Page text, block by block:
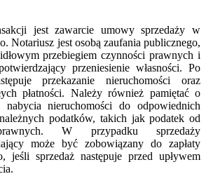
jest zawarcie umowy sprzedaży w
Notariusz jest osobą zaufania publicznego,
przebiegiem czynności prawnych i
przeniesienie własności. Po
przekazanie nieruchomości oraz
płatności. Należy również pamiętać o
nabycia nieruchomości do odpowiednich
podatków, takich jak podatek od
W przypadku sprzedaży
może być zobowiązany do zapłaty
jeśli sprzedaż następuje przed upływem